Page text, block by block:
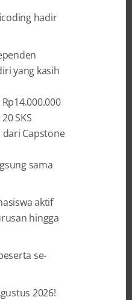
tanggal 5 Januari 2015
dengan kebutuhan
kompetitif. Melalui
academy,dan
misinya
industri IT di Indonesia
menghasilkan produk
di pasar lokal
hadir
yang kasih
SKS
Capstone
sama
aktif
hingga
se-
2026!